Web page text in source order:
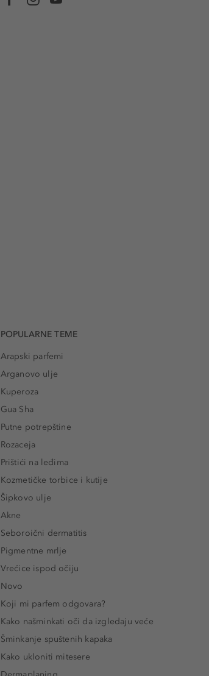
POPULARNE TEME
Arapski parfemi
Arganovo ulje
Kuperoza
Gua Sha
Putne potrepštine
Rozaceja
Prištići na leđima
Kozmetičke torbice i kutije
Šipkovo ulje
Akne
Seboroični dermatitis
Pigmentne mrlje
Vrećice ispod očiju
Novo
Koji mi parfem odgovara?
Kako našminkati oči da izgledaju veće
Šminkanje spuštenih kapaka
Kako ukloniti mitesere